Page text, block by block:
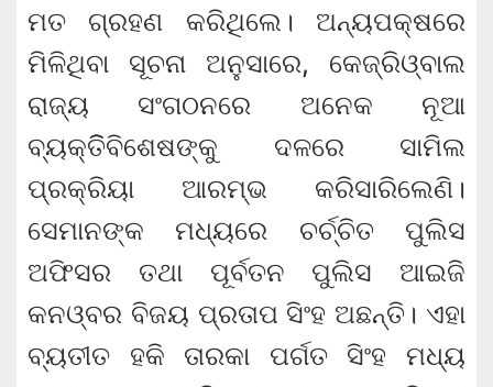
ମତ ଗ୍ରହଣ କରିଥିଲେ। ଅନ୍ୟପକ୍ଷରେ
ମିଳିଥିବା ସୂଚନା ଅନୁସାରେ, କେଜ୍ରିଓ୍ବାଲ
ରାଜ୍ୟ ସଂଗଠନରେ ଅନେକ ନୂଆ
ବ୍ୟକ୍ତିିବିଶେଷଙ୍କୁ ଦଳରେ ସାମିଲ
ପ୍ରକ୍ରିୟା ଆରମ୍ଭ କରିସାରିଲେଣି।
ସେମାନଙ୍କ ମଧ୍ୟରେ ଚର୍ଚ୍ଚିତ ପୁଲିସ
ଅଫିସର ତଥା ପୂର୍ବତନ ପୁଲିସ ଆଇଜି
କନଓ୍ବର ବିଜୟ ପ୍ରତାପ ସିଂହ ଅଛନ୍ତି। ଏହା
ବ୍ୟତୀତ ହକି ତାରକା ପର୍ଗତ ସିଂହ ମଧ୍ୟ